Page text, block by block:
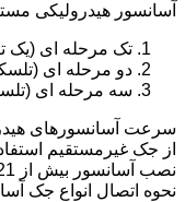
آسانسور هیدرولیکی
تک مرحله ای (یک
دو مرحله ای
سه مرحله ای
سرعت آسانسورهای
نصب آسانسور بیش از 21 متر باشد باید از جک های غیرمستقیم استفاده شود.
نحوه اتصال انواع جک